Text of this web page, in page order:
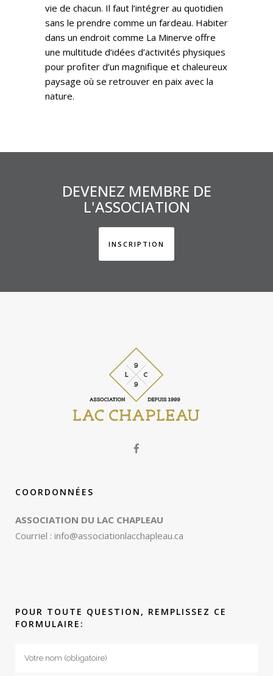
vie de chacun. Il faut l’intégrer au quotidien
sans le prendre comme un fardeau. Habiter
dans un endroit comme La Minerve offre
une multitude d’idées d’activités physiques
pour profiter d’un magnifique et chaleureux
paysage où se retrouver en paix avec la
nature.
DEVENEZ MEMBRE DE
L'ASSOCIATION
INSCRIPTION
COORDONNÉES
ASSOCIATION DU LAC CHAPLEAU
Courriel : info@associationlacchapleau.ca
POUR TOUTE QUESTION, REMPLISSEZ CE
FORMULAIRE: